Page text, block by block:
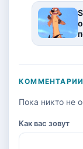
КОММЕНТАРИИ
Пока никто не
Как вас зовут